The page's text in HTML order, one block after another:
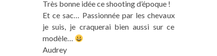
Très bonne idée ce shooting d’époque !
Et ce sac… Passionnée par les chevaux
je suis, je craquerai bien aussi sur ce
modèle…
Audrey